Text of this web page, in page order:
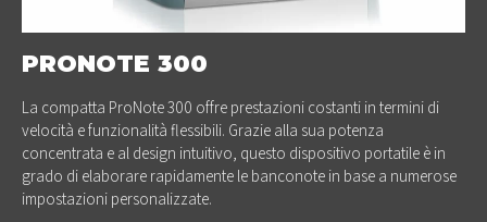
PRONOTE 300
La compatta ProNote 300 offre prestazioni costanti in termini di
velocità e funzionalità flessibili. Grazie alla sua potenza
concentrata e al design intuitivo, questo dispositivo portatile è in
grado di elaborare rapidamente le banconote in base a numerose
impostazioni personalizzate.